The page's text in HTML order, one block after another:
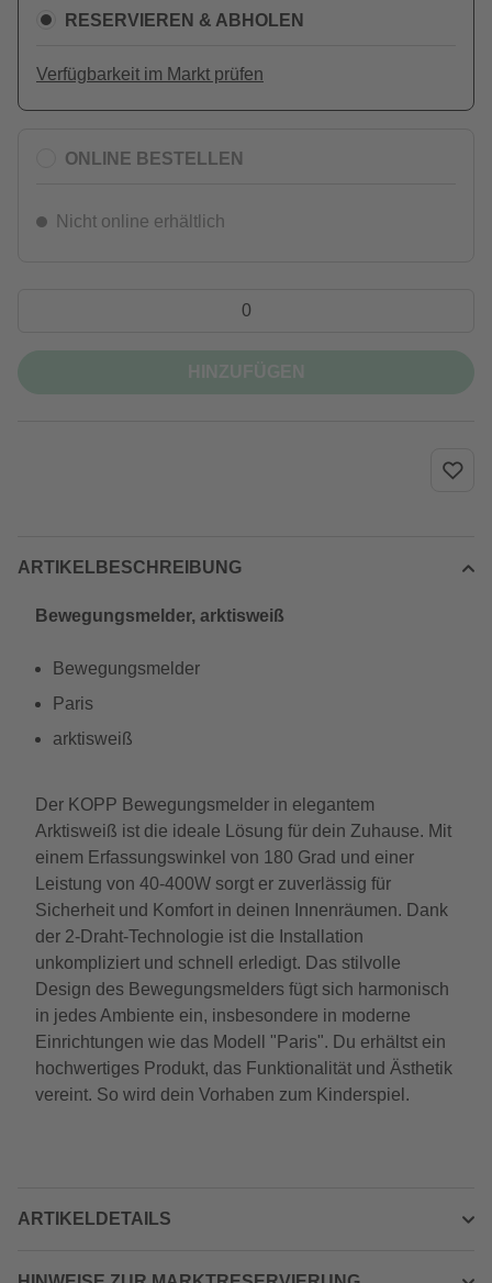
RESERVIEREN & ABHOLEN
Verfügbarkeit im Markt prüfen
ONLINE BESTELLEN
Nicht online erhältlich
ARTIKELBESCHREIBUNG
Bewegungsmelder, arktisweiß
Bewegungsmelder
Paris
arktisweiß
Der KOPP Bewegungsmelder in elegantem
Arktisweiß ist die ideale Lösung für dein Zuhause. Mit
einem Erfassungswinkel von 180 Grad und einer
Leistung von 40-400W sorgt er zuverlässig für
Sicherheit und Komfort in deinen Innenräumen. Dank
der 2-Draht-Technologie ist die Installation
unkompliziert und schnell erledigt. Das stilvolle
Design des Bewegungsmelders fügt sich harmonisch
in jedes Ambiente ein, insbesondere in moderne
Einrichtungen wie das Modell "Paris". Du erhältst ein
hochwertiges Produkt, das Funktionalität und Ästhetik
vereint. So wird dein Vorhaben zum Kinderspiel.
ARTIKELDETAILS